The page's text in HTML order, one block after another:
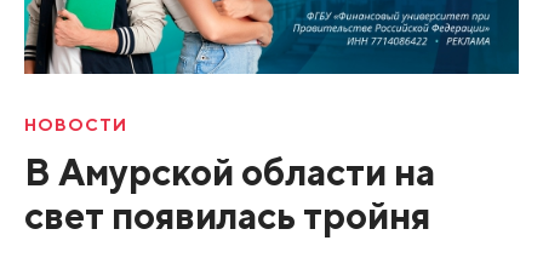
НОВОСТИ
В Амурской области на
свет появилась тройня